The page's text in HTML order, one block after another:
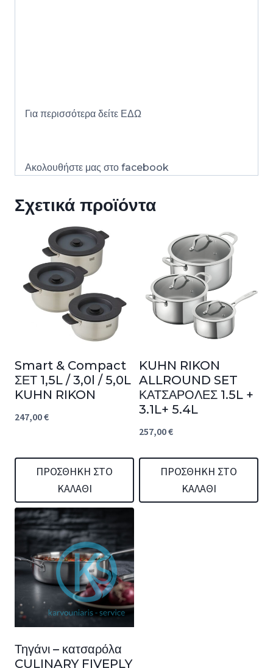
Για περισσότερα δείτε ΕΔΩ
Ακολουθήστε μας στο facebook
Σχετικά προϊόντα
Smart & Compact
ΣΕΤ 1,5L / 3,0l / 5,0L
KUHN RIKON
247,00€
ΠΡΟΣΘΉΚΗ ΣΤΟ
ΚΑΛΆΘΙ
KUHN RIKON
ALLROUND SET
ΚΑΤΣΑΡΟΛΕΣ 1.5L +
3.1L+ 5.4L
257,00€
ΠΡΟΣΘΉΚΗ ΣΤΟ
ΚΑΛΆΘΙ
Τηγάνι – κατσαρόλα
CULINARY FIVEPLY